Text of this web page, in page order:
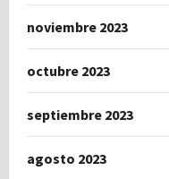
noviembre 2023
octubre 2023
septiembre 2023
agosto 2023